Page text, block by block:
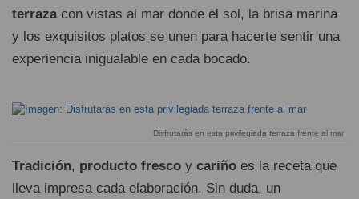
terrazacon vistas al mar donde el sol, la brisa marina
y los exquisitos platos se unen para hacerte sentir una
experiencia inigualable en cada bocado.
Disfrutarás en esta privilegiada terraza frente al mar
Tradición, producto fresco y cariño es la receta que
lleva impresa cada elaboración. Sin duda, un